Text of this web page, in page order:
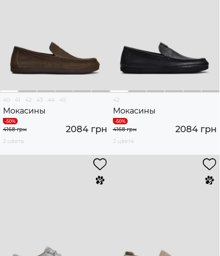
40 41 42 43 44 45
Мокасины
2084 грн
4168 грн
2 цвета
42
Мокасины
2084 грн
4168 грн
2 цвета